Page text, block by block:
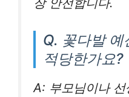
Q. 꽃다발
적당한가요?
A: 부모님이나